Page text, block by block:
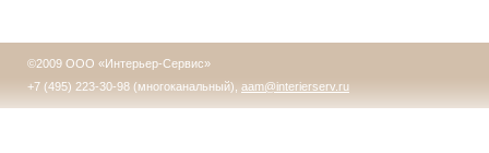
©2009 ООО «Интерьер-Сервис»
+7 (495) 223-30-98 (многоканальный), aam@interierserv.ru